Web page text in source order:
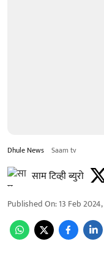
Dhule News Saam tv
साम टिव्ही ब्युरो
Published On:13 Feb